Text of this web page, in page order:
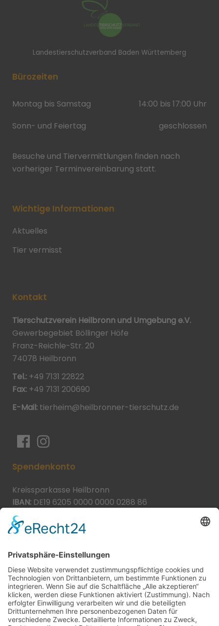
Landestierschutzverband Baden Württemberg
Bürozeiten
Montag bis Samstag
14:00 bis 17:00 Uhr
Sonn- und Feiertag
geschlossen
Besuche und Tiervermittlungen finden nach
vorheriger Terminvereinbarung statt.
Wichtige Informationen
Aktuelles
Tier vermisst
Kontakt
Tierschutzverein Heilbronn und Umgebung e.V.
Gewerbegebiet Böllinger Höfe
Franz-Reichle-Str. 20
74078 Heilbronn
Tel.: +49 7131 22822
Fax: +49 7131 200690
E-Mail: tierheim@heilbronner-tierschutz.de
Spendenkonto
Kreissparkasse Heilbronn
IBAN: DE19 6205 0000 0000 0288 86
BIC:
Spende direkt via PayPal
JETZT SPENDEN
paypal@heilbronner-tierschutz.de